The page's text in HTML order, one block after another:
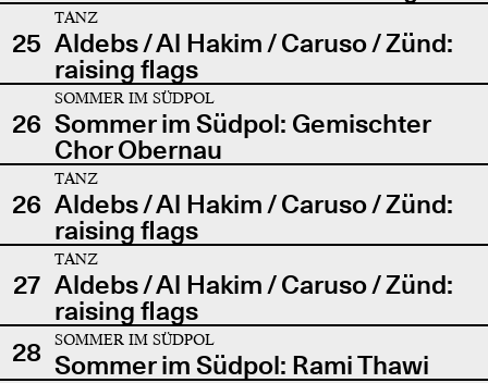
25
TANZ
Aldebs / Al Hakim / Caruso / Zünd:
raising flags
26
SOMMER IM SÜDPOL
Sommer im Südpol: Gemischter
Chor Obernau
26
TANZ
Aldebs / Al Hakim / Caruso / Zünd:
raising flags
27
TANZ
Aldebs / Al Hakim / Caruso / Zünd:
raising flags
28
SOMMER IM SÜDPOL
Sommer im Südpol: Rami Thawi